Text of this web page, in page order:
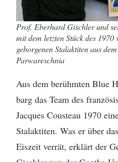
Prof. Eberhard Gischler und
mit dem letzten Stück des 1970
geborgenen Stalaktiten aus
Parwareschnia
Aus dem berühmten Blue
barg das Team des
Jacques Cousteau 1970
Stalaktiten. Was er über
Eiszeit verrät, erklärt der